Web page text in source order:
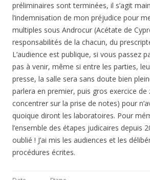
préliminaires sont terminées, il s’agit
l’indemnisation de mon préjudice pour
multiples sous Androcur (Acétate de
responsabilités de la chacun, du
L’audience est publique, si vous passez
pas à venir, même si entre les parties,
presse, la salle sera sans doute bien
parlera en premier, puis gros exercice de
concentrer sur la prise de notes) pour
quoique diront les laboratoires. Pour
l’ensemble des étapes judicaires depuis
oublié ! J’ai mis les audiences et les
procédures écrites.